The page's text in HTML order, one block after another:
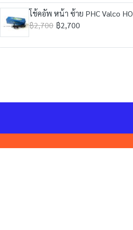
โช้คอัพ หน้า ซ้าย PHC Valco
฿2,700 ฿2,700